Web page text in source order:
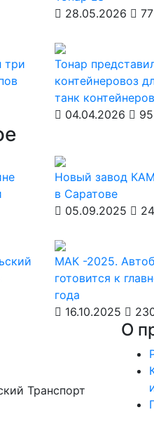
28.05.2026
77
три
Тонар
контейнеровоз
танк контейнеров
04.04.2026
95
Новый завод
в Саратове
05.09.2025
МАК -2025.
готовится к
года
16.10.2025
Транспорт
О